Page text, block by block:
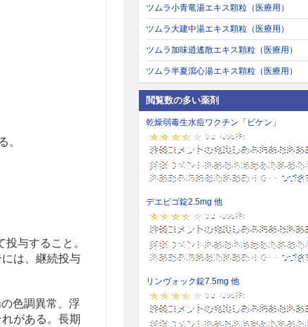
。
与すること。
は、継続投与
色調異常、浮
がある。長期
ツムラ小青竜湯エキス顆粒（医療用）
ツムラ大建中湯エキス顆粒（医療用）
ツムラ加味逍遙散エキス顆粒（医療用）
ツムラ半夏瀉心湯エキス顆粒（医療用）
閲覧数の多い薬剤
乾燥弱毒生水痘ワクチン「ビケン」
デエビゴ錠2.5mg 他
リンヴォック錠7.5mg 他